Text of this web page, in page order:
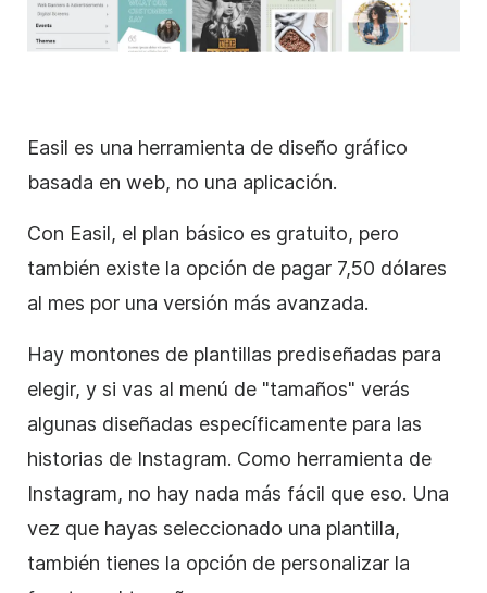
Easil es una herramienta de diseño gráfico
basada en web, no una aplicación.
Con Easil, el plan básico es gratuito, pero
también existe la opción de pagar 7,50 dólares
al mes por una versión más avanzada.
Hay montones de plantillas prediseñadas para
elegir, y si vas al menú de "tamaños" verás
algunas diseñadas específicamente para las
historias de Instagram. Como herramienta de
Instagram, no hay nada más fácil que eso. Una
vez que hayas seleccionado una plantilla,
también tienes la opción de personalizar la